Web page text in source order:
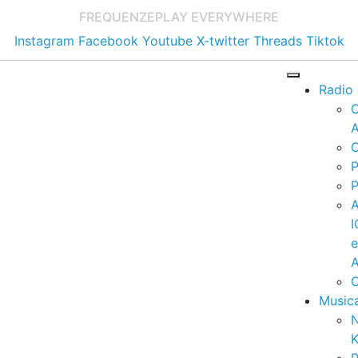
FREQUENZEPLAY EVERYWHERE
Instagram Facebook Youtube X-twitter Threads Tiktok
Radio
e